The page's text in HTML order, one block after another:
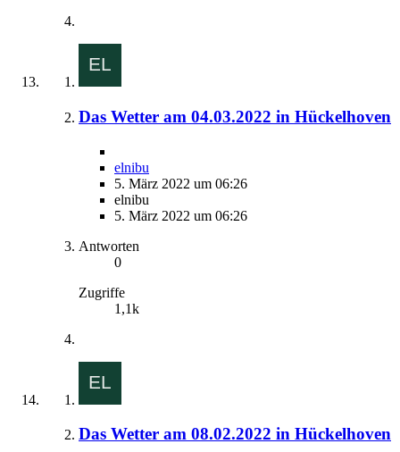
Das Wetter am 04.03.2022 in Hückelhoven
elnibu
5. März 2022 um 06:26
elnibu
5. März 2022 um 06:26
Antworten
0
Zugriffe
1,1k
Das Wetter am 08.02.2022 in Hückelhoven